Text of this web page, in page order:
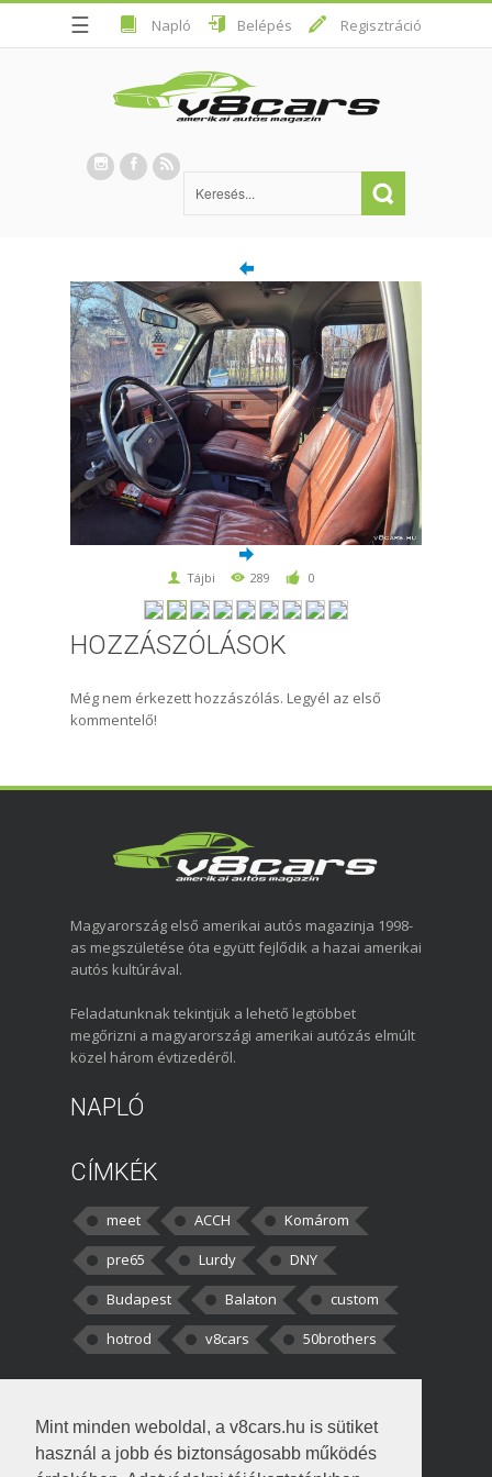
Mint minden weboldal, a v8cars.hu is sütiket
használ a jobb és biztonságosabb működés
☰ Napló Belépés Regisztráció
Tájbi 289 0
HOZZÁSZÓLÁSOK
Még nem érkezett hozzászólás. Legyél az első
kommentelő!
Magyarország első amerikai autós magazinja 1998-
as megszületése óta együtt fejlődik a hazai amerikai
autós kultúrával.
Feladatunknak tekintjük a lehető legtöbbet
megőrizni a magyarországi amerikai autózás elmúlt
közel három évtizedéről.
NAPLÓ
CÍMKÉK
meet ACCH
Komárom
pre65
Lurdy
DNY
Budapest
Balaton
custom
hotrod
v8cars 50brothers
kortisz:Elszúrtam! Én csak két
darabbaal számoltam. Nem tudtam, hogy fél autót,